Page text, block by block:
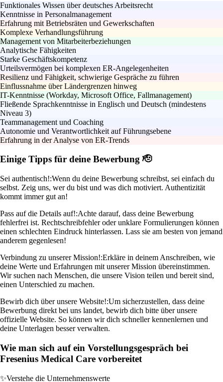
Funktionales Wissen über deutsches Arbeitsrecht
Kenntnisse in Personalmanagement
Erfahrung mit Betriebsräten und Gewerkschaften
Komplexe Verhandlungsführung
Management von Mitarbeiterbeziehungen
Analytische Fähigkeiten
Starke Geschäftskompetenz
Urteilsvermögen bei komplexen ER-Angelegenheiten
Resilienz und Fähigkeit, schwierige Gespräche zu führen
Einflussnahme über Ländergrenzen hinweg
IT-Kenntnisse (Workday, Microsoft Office, Fallmanagement)
Fließende Sprachkenntnisse in Englisch und Deutsch (mindestens
Niveau 3)
Teammanagement und Coaching
Autonomie und Verantwortlichkeit auf Führungsebene
Erfahrung in der Analyse von ER-Trends
Einige Tipps für deine Bewerbung 🫡
Sei authentisch!:Wenn du deine Bewerbung schreibst, sei einfach du
selbst. Zeig uns, wer du bist und was dich motiviert. Authentizität
kommt immer gut an!
Pass auf die Details auf!:Achte darauf, dass deine Bewerbung
fehlerfrei ist. Rechtschreibfehler oder unklare Formulierungen können
einen schlechten Eindruck hinterlassen. Lass sie am besten von jemand
anderem gegenlesen!
Verbindung zu unserer Mission!:Erkläre in deinem Anschreiben, wie
deine Werte und Erfahrungen mit unserer Mission übereinstimmen.
Wir suchen nach Menschen, die unsere Vision teilen und bereit sind,
einen Unterschied zu machen.
Bewirb dich über unsere Website!:Um sicherzustellen, dass deine
Bewerbung direkt bei uns landet, bewirb dich bitte über unsere
offizielle Website. So können wir dich schneller kennenlernen und
deine Unterlagen besser verwalten.
Wie man sich auf ein Vorstellungsgespräch bei
Fresenius Medical Care vorbereitet
✨Verstehe die Unternehmenswerte